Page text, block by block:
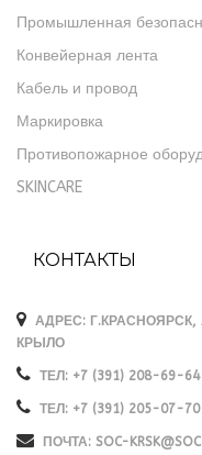
Промышленная
Конвейерная лента
Кабель и провод
Маркировка
Противопожарное
SKINCARE
КОНТАКТЫ
АДРЕС:
КРЫЛО
ТЕЛ : +7 (391) 208-69-64
ТЕЛ : +7 (391) 205-07-70
ПОЧТА: SOC-